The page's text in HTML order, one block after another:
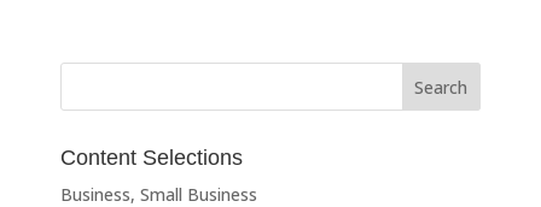
Content Selections
Business, Small Business